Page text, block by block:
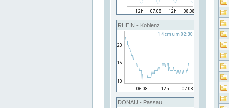
RHEIN - Koblenz
DONAU - Passau